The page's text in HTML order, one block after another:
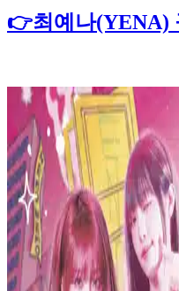
👉최예나(YENA)